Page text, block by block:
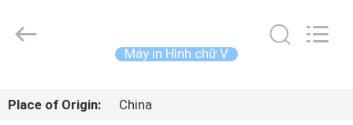
CHỦ
Printyoung
International
Máy in Hình chữ V
Place of Origin:
China